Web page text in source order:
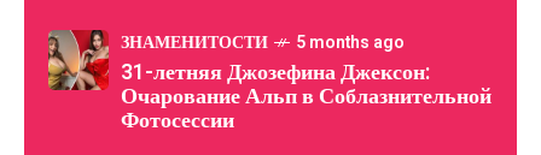
ЗНАМЕНИТОСТИ 5 months ago
31-летняя Джозефина Джексон:
Очарование Альп в Соблазнительной
Фотосессии